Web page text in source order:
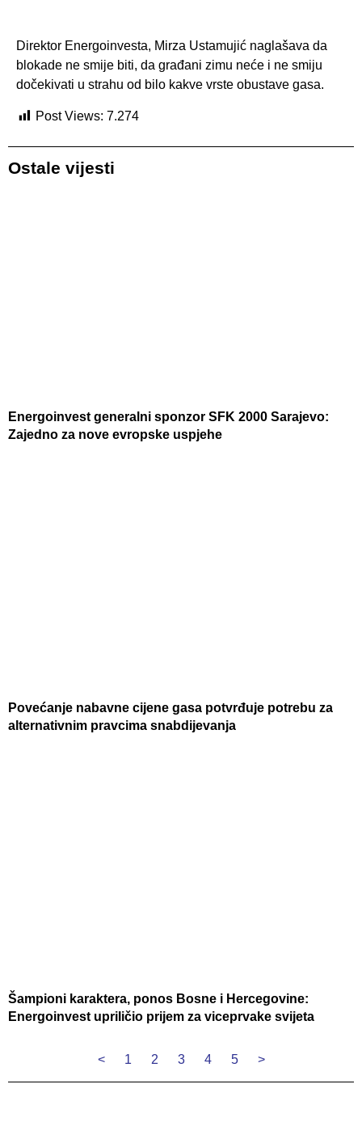
Direktor Energoinvesta, Mirza Ustamujić naglašava da
blokade ne smije biti, da građani zimu neće i ne smiju
dočekivati u strahu od bilo kakve vrste obustave gasa.
Post Views: 7.274
Ostale vijesti
Energoinvest generalni sponzor SFK 2000 Sarajevo:
Zajedno za nove evropske uspjehe
Povećanje nabavne cijene gasa potvrđuje potrebu za
alternativnim pravcima snabdijevanja
Šampioni karaktera, ponos Bosne i Hercegovine:
Energoinvest upriličio prijem za viceprvake svijeta
< 1 2 3 4 5 >